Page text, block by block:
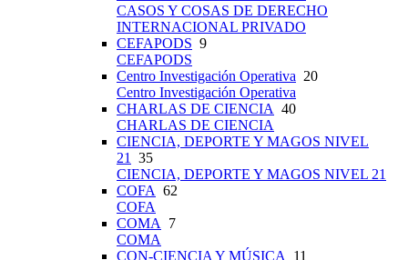
CASOS Y COSAS DE DERECHO
INTERNACIONAL PRIVADO
CEFAPODS 9
CEFAPODS
Centro Investigación Operativa 20
Centro Investigación Operativa
CHARLAS DE CIENCIA 40
CHARLAS DE CIENCIA
CIENCIA, DEPORTE Y MAGOS NIVEL
21 35
CIENCIA, DEPORTE Y MAGOS NIVEL 21
COFA 62
COFA
COMA 7
COMA
CON-CIENCIA Y MÚSICA 11